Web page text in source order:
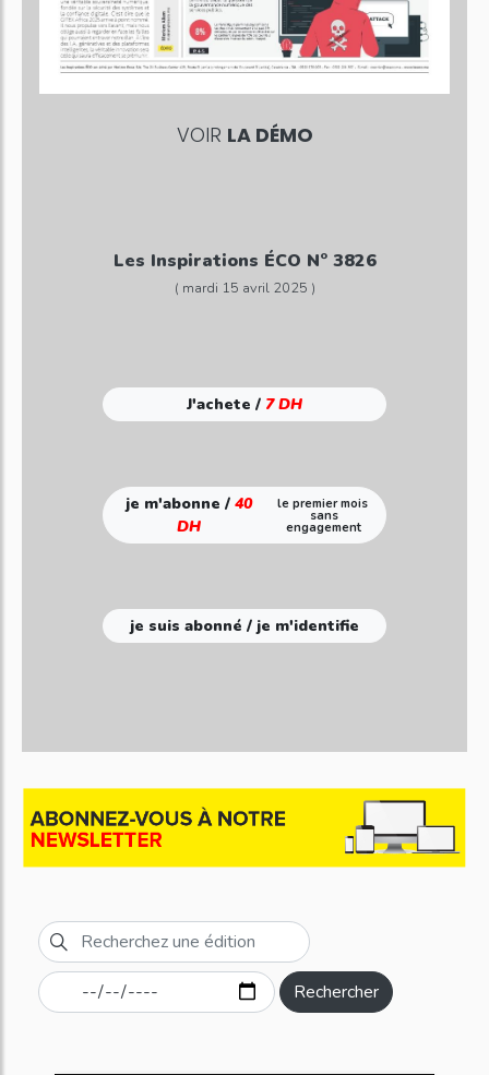
VOIR LA DÉMO
Les Inspirations ÉCO N° 3826
( mardi 15 avril 2025 )
J'achete / 7 DH
je m'abonne /40
DH
le premier mois
sans
engagement
je suis abonné / je m'identifie
Rechercher